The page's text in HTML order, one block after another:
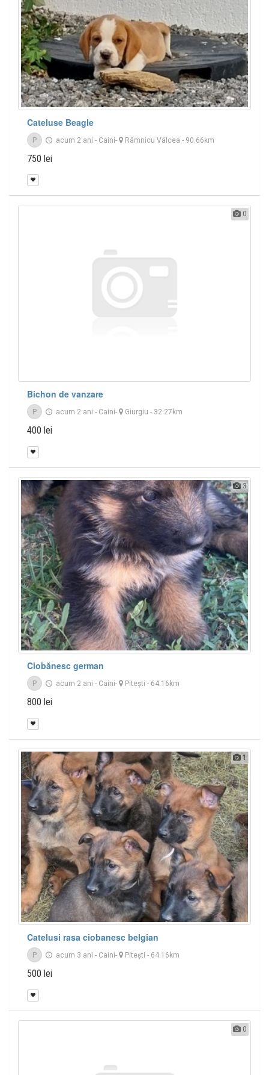
Cateluse Beagle
P acum 2 ani - Caini- Râmnicu Vâlcea - 90.66km
750 lei
0
Bichon de vanzare
P acum 2 ani - Caini- Giurgiu - 32.27km
400 lei
3
Ciobănesc german
P acum 2 ani - Caini- Piteşti - 64.16km
800 lei
1
Catelusi rasa ciobanesc belgian
P acum 3 ani - Caini- Piteşti - 64.16km
500 lei
0